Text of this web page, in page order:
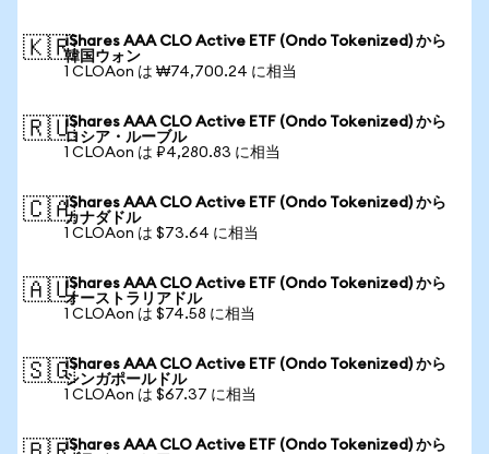
🇰🇷iShares AAA CLO Active ETF (Ondo Tokenized) から
韓国ウォン
1 CLOAon は ₩74,700.24 に相当
🇷🇺iShares AAA CLO Active ETF (Ondo Tokenized) から
ロシア・ルーブル
1 CLOAon は ₽4,280.83 に相当
🇨🇦iShares AAA CLO Active ETF (Ondo Tokenized) から
カナダドル
1 CLOAon は $73.64 に相当
🇦🇺iShares AAA CLO Active ETF (Ondo Tokenized) から
オーストラリアドル
1 CLOAon は $74.58 に相当
🇸🇬iShares AAA CLO Active ETF (Ondo Tokenized) から
シンガポールドル
1 CLOAon は $67.37 に相当
iShares AAA CLO Active ETF (Ondo Tokenized) から